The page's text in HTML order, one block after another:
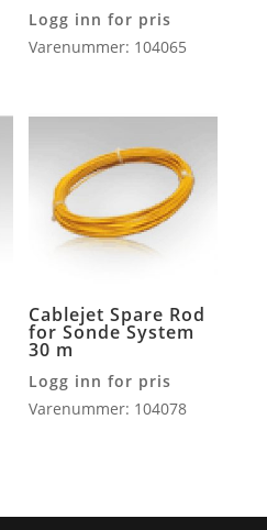
Logg inn for pris
Varenummer: 104065
Cablejet Spare Rod
for Sonde System
30 m
Logg inn for pris
Varenummer: 104078